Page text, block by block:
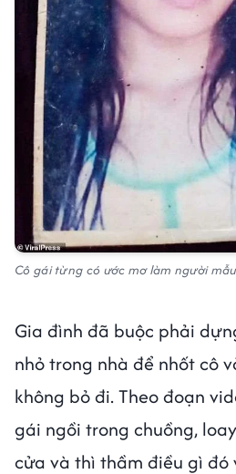
Cô gái từng có ước mơ làm người
Gia đình đã buộc phải
nhỏ trong nhà để nhốt cô
không bỏ đi. Theo đoạn
gái ngồi trong chuồng,
cửa và thì thầm điều gì